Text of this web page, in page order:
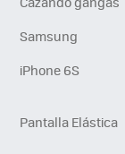
Samsung
iPhone 6S
Pantalla Elástica